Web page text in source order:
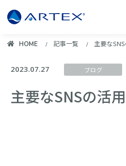
HOME 記事一覧 主要な
2023.07.27 ブログ
主要なSNSの活